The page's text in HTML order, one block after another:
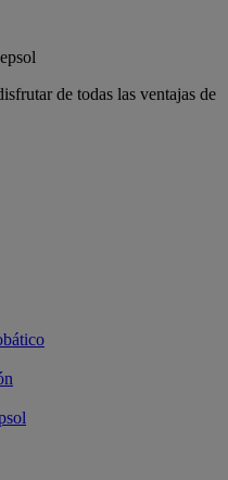
de todas las ventajas de